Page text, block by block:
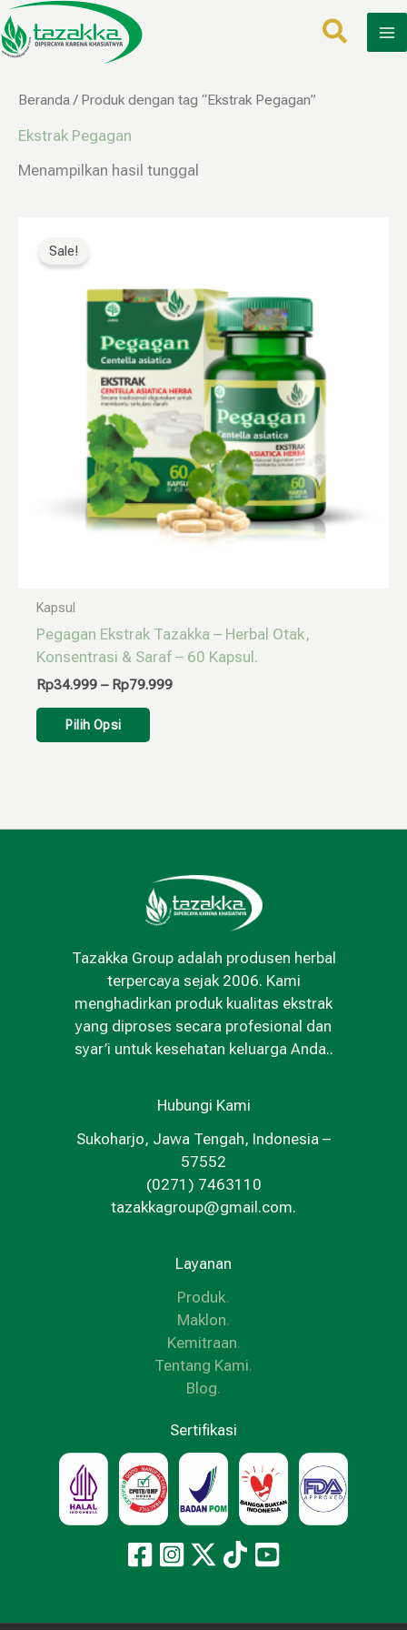
Lewati
ke
konten
Beranda / Produk dengan tag “Ekstrak Pegagan”
Ekstrak Pegagan
Menampilkan hasil tunggal
Sale!
Kapsul
Pegagan Ekstrak Tazakka – Herbal Otak,
Konsentrasi & Saraf – 60 Kapsul.
Rp34.999 – Rp79.999
Rp79.999
Pilih Opsi
beberapa
varian.
Pilihan
ini
dapat
diambil
di
halaman
produk
Tazakka Group adalah produsen herbal
terpercaya sejak 2006. Kami
menghadirkan produk kualitas ekstrak
yang diproses secara profesional dan
syar’i untuk kesehatan keluarga Anda..
Hubungi Kami
Sukoharjo, Jawa Tengah, Indonesia –
57552
(0271) 7463110
tazakkagroup@gmail.com.
Layanan
Produk.
Maklon.
Kemitraan.
Tentang Kami.
Blog.
Sertifikasi